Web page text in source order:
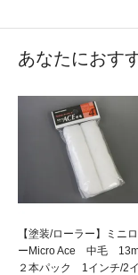
あなたにおす
【塗装/ローラー】ミニ
ーMicro Ace 中毛
２本パック 1インチ/2